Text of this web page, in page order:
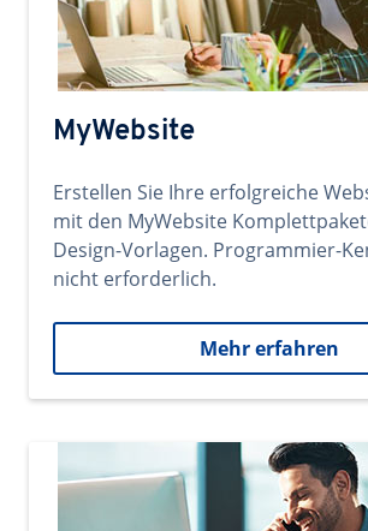
MyWebsite
Erstellen Sie Ihre erfolgreiche
mit den MyWebsite
Design-Vorlagen. Programmier-
nicht erforderlich.
Mehr erfahren